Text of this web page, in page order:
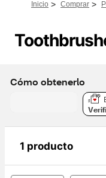
Inicio > Comprar >
Cómo obtenerlo
1 producto